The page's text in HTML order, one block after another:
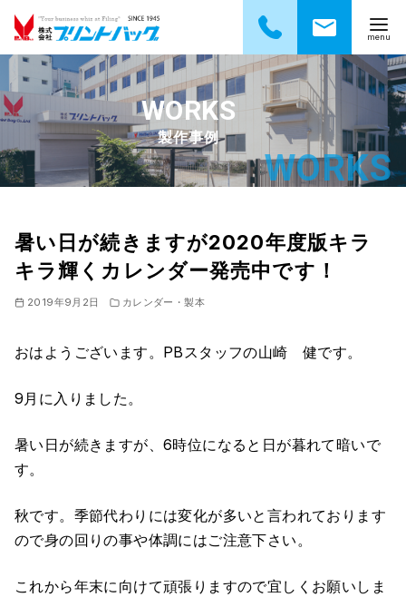
ン
テ
ツ
へ
製作事例
暑い日が続きますが2020年度版キラ
キラ輝くカレンダー発売中です！
2019年9月2日 カレンダー・製本
おはようございます。PBスタッフの山崎 健です。
9月に入りました。
暑い日が続きますが、6時位になると日が暮れて暗いで
す。
秋です。季節代わりには変化が多いと言われております
ので身の回りの事や体調にはご注意下さい。
これから年末に向けて頑張りますので宜しくお願いしま